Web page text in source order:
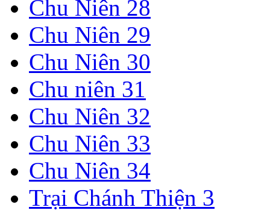
Chu Niên 28
Chu Niên 29
Chu Niên 30
Chu niên 31
Chu Niên 32
Chu Niên 33
Chu Niên 34
Trại Chánh Thiện 3